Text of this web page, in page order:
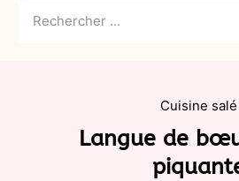
Cuisine salé
Langue de